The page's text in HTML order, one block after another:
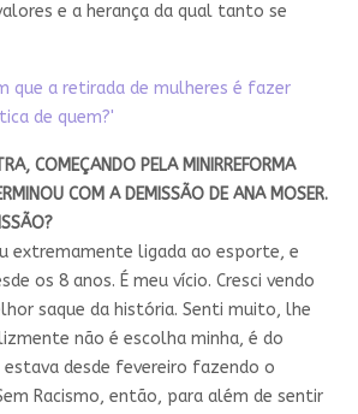
e a herança da qual tanto se
que a retirada de mulheres é fazer
de quem?'
COMEÇANDO PELA MINIRREFORMA
COM A DEMISSÃO DE ANA MOSER.
extremamente ligada ao esporte, e
os 8 anos. É meu vício. Cresci vendo
saque da história. Senti muito, lhe
não é escolha minha, é do
desde fevereiro fazendo o
Racismo, então, para além de sentir